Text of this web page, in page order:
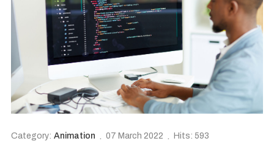
Category: Animation 07 March 2022 Hits: 593